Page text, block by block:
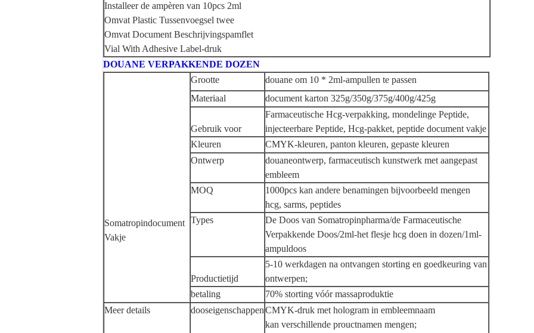
Installeer de ampèren van 10pcs 2ml
Omvat Plastic Tussenvoegsel twee
Omvat Document Beschrijvingspamflet
Vial With Adhesive Label-druk
DOUANE VERPAKKENDE DOZEN
Somatropindocument
Vakje
Grootte
douane om 10 * 2ml-ampullen te passen
Materiaal
document karton 325g/350g/375g/400g/425g
Gebruik voor
Farmaceutische Hcg-verpakking, mondelinge Peptide,
injecteerbare Peptide, Hcg-pakket, peptide document vakje
Kleuren
CMYK-kleuren, panton kleuren, gepaste kleuren
Ontwerp
douaneontwerp, farmaceutisch kunstwerk met aangepast
embleem
MOQ
1000pcs kan andere benamingen bijvoorbeeld mengen
hcg, sarms, peptides
Types
De Doos van Somatropinpharma/de Farmaceutische
Verpakkende Doos/2ml-het flesje hcg doen in dozen/1ml-
ampuldoos
Productietijd
5-10 werkdagen na ontvangen storting en goedkeuring van
ontwerpen;
betaling
70% storting vóór massaproduktie
Meer details
dooseigenschappenCMYK-druk met hologram in embleemnaam
kan verschillende prouctnamen mengen;